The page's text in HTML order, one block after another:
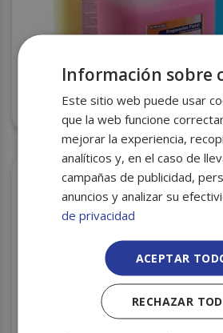
GEL MANOS GLOSSY HAND
Información sobre
Este sitio web puede usar
que la web funcione
mejorar la experiencia,
analíticos y, en el caso de
campañas de publicidad,
anuncios y analizar su
de privacidad
ACEPTAR
RECHAZAR